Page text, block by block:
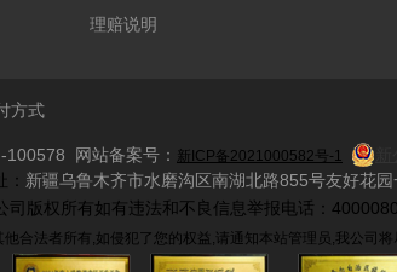
理赔说明
方式
网站备案号： 新ICP备2021000582号-1
： 新疆乌鲁木齐市水磨沟区南湖北路855号友好花园
版权所有如有违法和不良信息举报电话：
合法者所有,如侵犯了您的权益,请通知本站管理员,我公司